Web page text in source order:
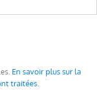
En savoir plus sur la
traitées